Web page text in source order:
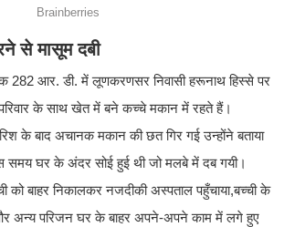
से मासूम दबी
आर. डी. में लूणकरणसर निवासी हरूनाथ हिस्से पर
के साथ खेत में बने कच्चे मकान में रहते हैं।
के बाद अचानक मकान की छत गिर गई उन्होंने बताया
समय घर के अंदर सोई हुई थी जो मलबे में दब गयी।
को बाहर निकालकर नजदीकी अस्पताल पहुँचाया,बच्ची के
अन्य परिजन घर के बाहर अपने-अपने काम में लगे हुए